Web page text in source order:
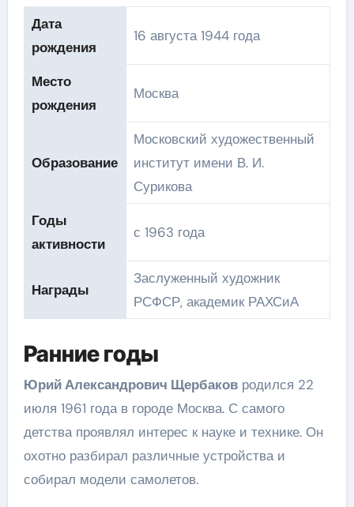
Дата
рождения
16 августа 1944 года
Место
рождения
Москва
Образование
Московский художественный
институт имени В. И.
Сурикова
Годы
активности
с 1963 года
Награды
Заслуженный художник
РСФСР, академик РАХСиА
Ранние годы
Юрий Александрович Щербаковродился 22
июля 1961 года в городе Москва. С самого
детства проявлял интерес к науке и технике. Он
охотно разбирал различные устройства и
собирал модели самолетов.